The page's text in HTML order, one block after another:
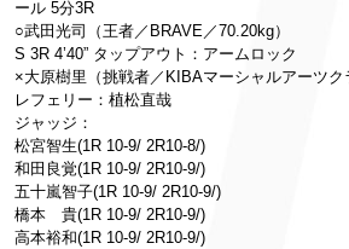
ール 5分3R
○武田光司（王者／BRAVE／70.20kg）
S 3R 4’40” タップアウト：アームロック
×大原樹里（挑戦者／KIBAマーシャルアーツク
レフェリー：植松直哉
ジャッジ：
松宮智生(1R 10-9/ 2R10-8/)
和田良覚(1R 10-9/ 2R10-9/)
五十嵐智子(1R 10-9/ 2R10-9/)
橋本 貴(1R 10-9/ 2R10-9/)
高本裕和(1R 10-9/ 2R10-9/)